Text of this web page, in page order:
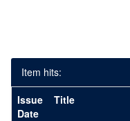
Item hits:
Issue
Date
Title